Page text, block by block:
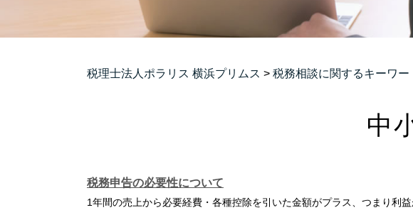
税理士法人ポラリス 横浜プリムス > 税務相談に関するキーワー
中
税務申告の必要性について
1年間の売上から必要経費・各種控除を引いた金額がプラス、つまり利